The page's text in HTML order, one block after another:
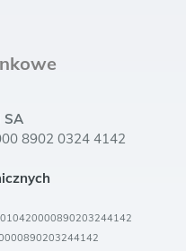
SA
8902 0324 4142